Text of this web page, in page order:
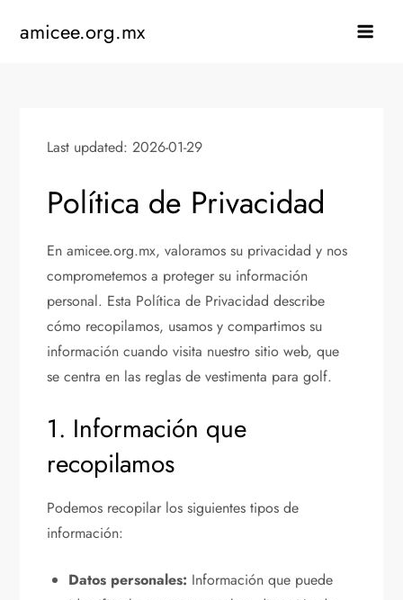
amicee.org.mx
Last updated: 2026-01-29
Política de Privacidad
En amicee.org.mx, valoramos su privacidad y nos
comprometemos a proteger su información
personal. Esta Política de Privacidad describe
cómo recopilamos, usamos y compartimos su
información cuando visita nuestro sitio web, que
se centra en las reglas de vestimenta para golf.
1. Información que
recopilamos
Podemos recopilar los siguientes tipos de
información:
Datos personales: Información que puede